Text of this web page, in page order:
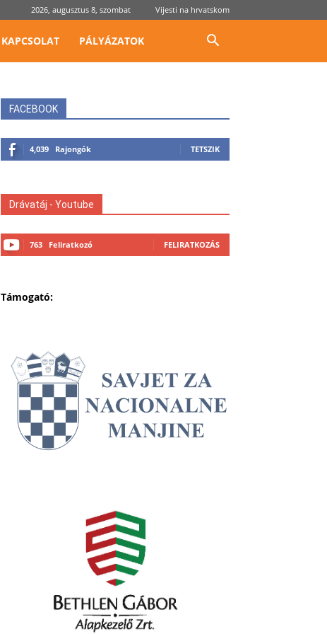
2026, augusztus 8, szombat Vijesti na hrvatskom
KAPCSOLAT PÁLYÁZATOK
FACEBOOK
4,039 Rajongók TETSZIK
Drávatáj - Youtube
763 Feliratkozó FELIRATKOZÁS
Támogató: